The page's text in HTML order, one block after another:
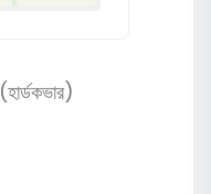
(হার্ডকভার)